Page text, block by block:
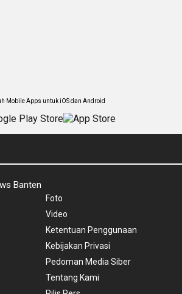
Mobile Apps untuk iOS dan Android
Banten
Foto
Video
Ketentuan Penggunaan
Kebijakan Privasi
Pedoman Media Siber
Tentang Kami